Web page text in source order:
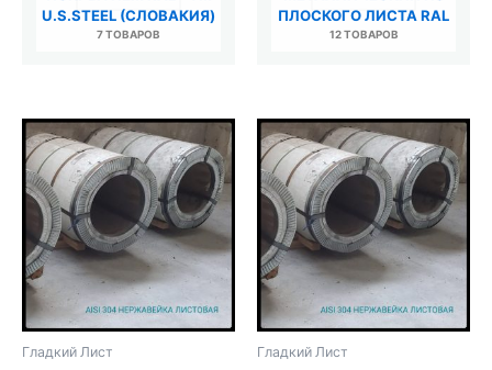
U.S.STEEL (СЛОВАКИЯ)
7 ТОВАРОВ
ПЛОСКОГО ЛИСТА RAL
12 ТОВАРОВ
Гладкий Лист Гладкий Лист